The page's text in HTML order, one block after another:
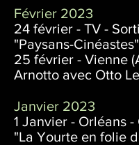
Février 2023
24 février - TV -
"Paysans-Cinéastes"
25 février - Vienne
Arnotto avec Otto
Janvier 2023
1 Janvier - Orléans
"La Yourte en folie